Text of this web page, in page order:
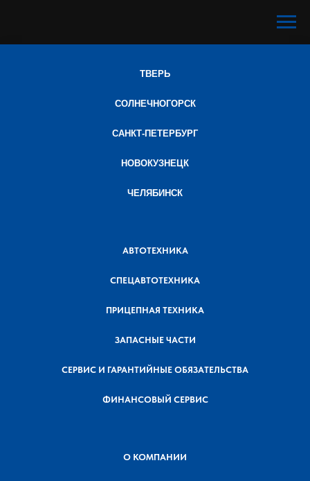
ТВЕРЬ
СОЛНЕЧНОГОРСК
САНКТ-ПЕТЕРБУРГ
НОВОКУЗНЕЦК
ЧЕЛЯБИНСК
АВТОТЕХНИКА
СПЕЦАВТОТЕХНИКА
ПРИЦЕПНАЯ ТЕХНИКА
ЗАПАСНЫЕ ЧАСТИ
СЕРВИС И ГАРАНТИЙНЫЕ ОБЯЗАТЕЛЬСТВА
ФИНАНСОВЫЙ СЕРВИС
О КОМПАНИИ